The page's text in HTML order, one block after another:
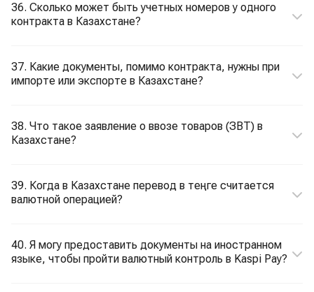
36. Сколько может быть учетных номеров у одного
контракта в Казахстане?
37. Какие документы, помимо контракта, нужны при
импорте или экспорте в Казахстане?
38. Что такое заявление о ввозе товаров (ЗВТ) в
Казахстане?
39. Когда в Казахстане перевод в теңге считается
валютной операцией?
40. Я могу предоставить документы на иностранном
языке, чтобы пройти валютный контроль в Kaspi Pay?